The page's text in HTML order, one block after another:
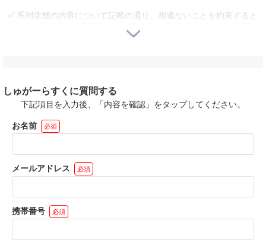
系列店舗の内容について記載の通り、相違ないことを約束すると
ユーザー苦情等トラブル発生時には利用できなくなる可能性があ
ることを確認しました。
法外なペナルティを課すことはないことを約束します。
過去1年以内に求人媒体ご利用料金の1ケ月以上の支払い遅れや未
上記の内容について記載のとおり相違ないことを約束するととも
に、今後公開するお仕事情報が実勤務と相違ないことを保証しま
しゅがーらすくに質問する
下記項目を入力後、「内容を確認」をタップしてください。
お名前 必須
メールアドレス 必須
携帯番号 必須